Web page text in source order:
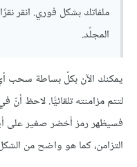
ملفاتك بشكل فوري. انقر
المجلّد.
لتتم مزامنته تلقائيًّا. لاحظ
فسيظهر رمز أخضر صغير على
التزامن، كما هو واضح من